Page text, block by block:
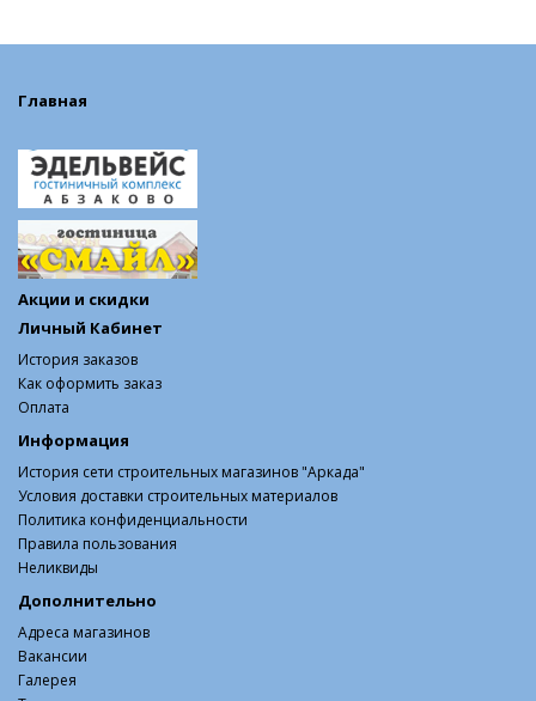
Главная
Акции и скидки
Личный Кабинет
История заказов
Как оформить заказ
Оплата
Информация
История сети строительных магазинов "Аркада"
Условия доставки строительных материалов
Политика конфиденциальности
Правила пользования
Неликвиды
Дополнительно
Адреса магазинов
Вакансии
Галерея